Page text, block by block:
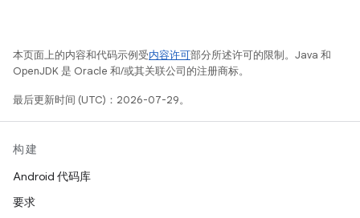
本页面上的内容和代码示例受内容许可部分所述许可的限制。Java 和
OpenJDK 是 Oracle 和/或其关联公司的注册商标。
最后更新时间 (UTC)：2026-07-29。
构建
Android 代码库
要求